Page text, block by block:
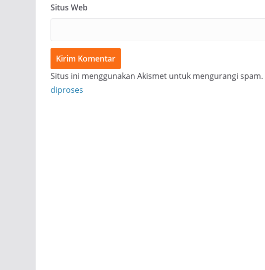
Situs Web
Situs ini menggunakan Akismet untuk mengurangi spam.
diproses